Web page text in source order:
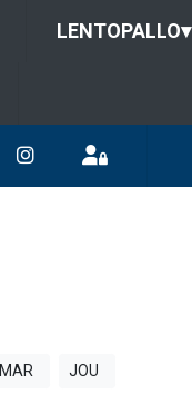
LENTOPALLO▾
MAR JOU